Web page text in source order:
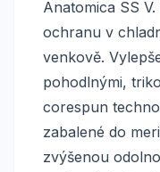
Anatomica SS
ochranu v
venkově.
pohodlnými,
corespun
zabalené do
zvýšenou